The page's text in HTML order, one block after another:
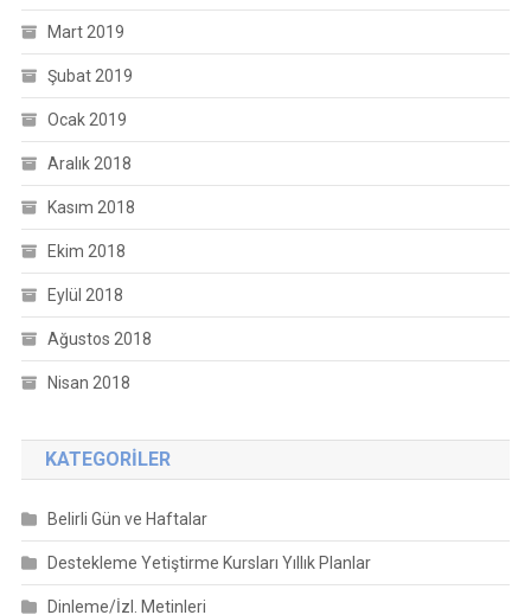
Mart 2019
Şubat 2019
Ocak 2019
Aralık 2018
Kasım 2018
Ekim 2018
Eylül 2018
Ağustos 2018
Nisan 2018
KATEGORILER
Belirli Gün ve Haftalar
Destekleme Yetiştirme Kursları Yıllık Planlar
Dinleme/İzl. Metinleri